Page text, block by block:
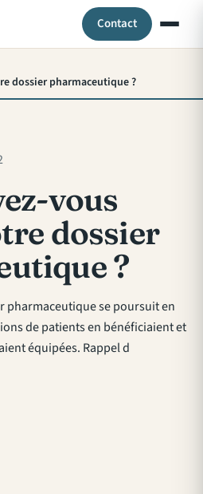
Contact
dossier pharmaceutique ?
vous
dossier
?
pharmaceutique se poursuit en
de patients en bénéficiaient et
équipées. Rappel d